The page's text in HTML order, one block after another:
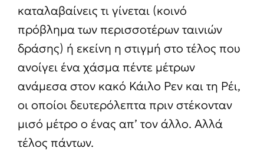
καταλαβαίνεις τι γίνεται (κοινό
πρόβλημα των περισσοτέρων ταινιών
δράσης) ή εκείνη η στιγμή στο τέλος που
ανοίγει ένα χάσμα πέντε μέτρων
ανάμεσα στον κακό Κάιλο Ρεν και τη Ρέι,
οι οποίοι δευτερόλεπτα πριν στέκονταν
μισό μέτρο ο ένας απ’ τον άλλο. Αλλά
τέλος πάντων.